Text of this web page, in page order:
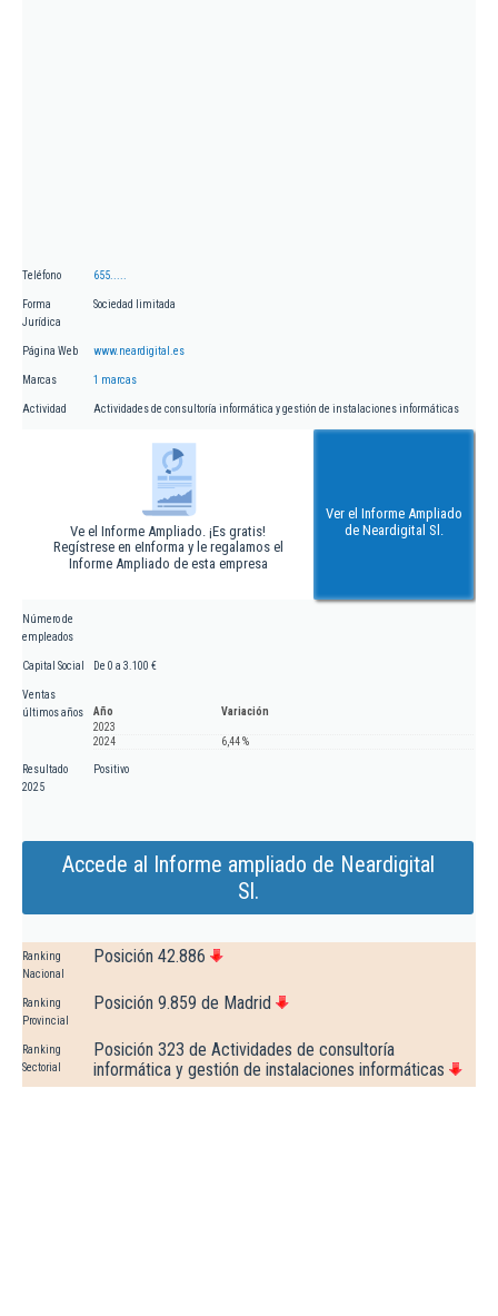
Teléfono 655.....
Forma
Jurídica
Sociedad limitada
Página Web www.neardigital.es
Marcas 1 marcas
Actividad Actividades de consultoría informática y gestión de instalaciones informáticas
Ve el Informe Ampliado. ¡Es gratis!
Regístrese en eInforma y le regalamos el
Informe Ampliado de esta empresa
Ver el Informe Ampliado
de Neardigital Sl.
Número de
empleados
Capital Social De 0 a 3.100 €
Ventas
últimos años
Año
Variación
2023
2024
6,44 %
Resultado
2025
Positivo
Accede al Informe ampliado de Neardigital
Sl.
Ranking
Nacional
Posición 42.886
Ranking
Provincial
Posición 9.859 de Madrid
Ranking
Sectorial
Posición 323 de Actividades de consultoría
informática y gestión de instalaciones informáticas